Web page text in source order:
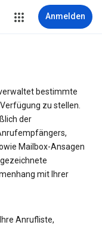
Anmelden
bestimmte
zu stellen.
der
Mailbox-Ansagen
mit Ihrer
Anrufliste,